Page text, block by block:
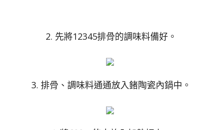
2. 先將12345排骨的調味料備好。
3. 排骨、調味料通通放入鍺陶瓷內鍋中。